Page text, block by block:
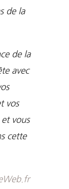
de la
de la
avec
vos
vous
cette